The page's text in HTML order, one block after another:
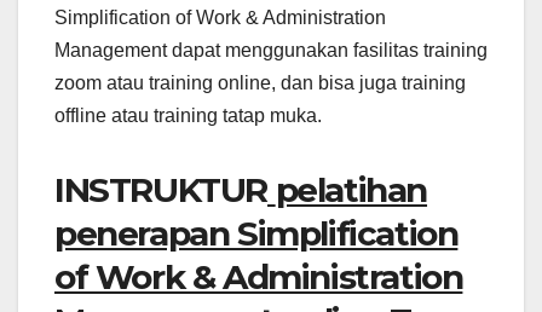
Simplification of Work & Administration
Management dapat menggunakan fasilitas training
zoom atau training online, dan bisa juga training
offline atau training tatap muka.
INSTRUKTUR pelatihan
penerapan Simplification
of Work & Administration